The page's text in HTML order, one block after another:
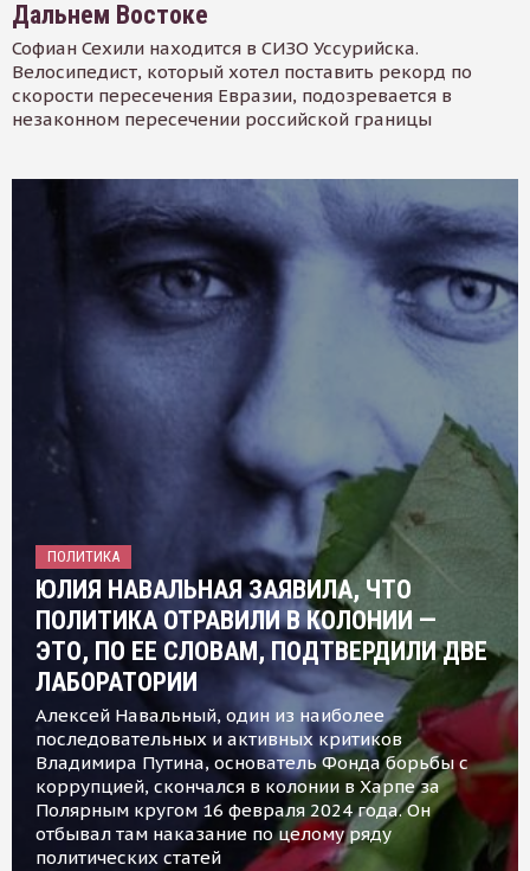
Дальнем Востоке
Софиан Сехили находится в СИЗО Уссурийска.
Велосипедист, который хотел поставить рекорд по
скорости пересечения Евразии, подозревается в
незаконном пересечении российской границы
ПОЛИТИКА
ЮЛИЯ НАВАЛЬНАЯ ЗАЯВИЛА, ЧТО
ПОЛИТИКА ОТРАВИЛИ В КОЛОНИИ —
ЭТО, ПО ЕЕ СЛОВАМ, ПОДТВЕРДИЛИ ДВЕ
ЛАБОРАТОРИИ
Алексей Навальный, один из наиболее
последовательных и активных критиков
Владимира Путина, основатель Фонда борьбы с
коррупцией, скончался в колонии в Харпе за
Полярным кругом 16 февраля 2024 года. Он
отбывал там наказание по целому ряду
политических статей